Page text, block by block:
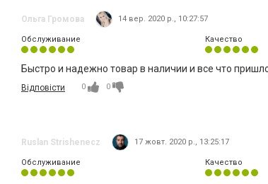
Ольга Громова 14 вер. 2020 р., 10:27:57
Обслуживание Качество
Быстро и надежно товар в наличии и все что
Відповісти 0 0
Ruslan Strishenecz 17 жовт. 2020 р., 13:25:17
Обслуживание Качество